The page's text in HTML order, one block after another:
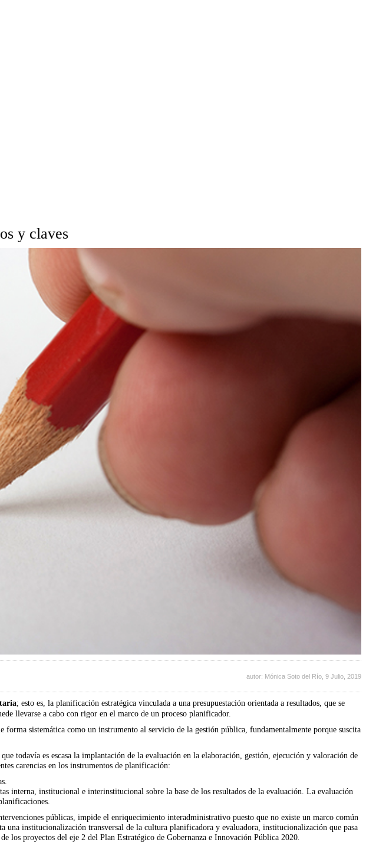
y claves
autor: Mónica Soto del Río, 9 Julio, 2019
; esto es, la planificación estratégica vinculada a una presupuestación orientada a resultados, que se
llevarse a cabo con rigor en el marco de un proceso planificador.
sistemática como un instrumento al servicio de la gestión pública, fundamentalmente porque suscita
todavía es escasa la implantación de la evaluación en la elaboración, gestión, ejecución y valoración de
carencias en los instrumentos de planificación:
interna, institucional e interinstitucional sobre la base de los resultados de la evaluación. La evaluación
públicas, impide el enriquecimiento interadministrativo puesto que no existe un marco común
una institucionalización transversal de la cultura planificadora y evaluadora, institucionalización que pasa
los proyectos del eje 2 del Plan Estratégico de Gobernanza e Innovación Pública 2020